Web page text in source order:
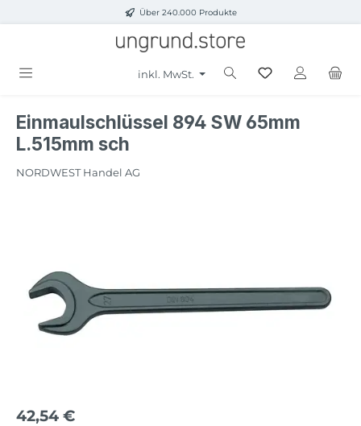
Zum Hauptinhalt springenÜber 240.000 Produkte
inkl. MwSt.
Einmaulschlüssel 894 SW 65mm
L.515mm sch
NORDWEST Handel AG
42,54 €